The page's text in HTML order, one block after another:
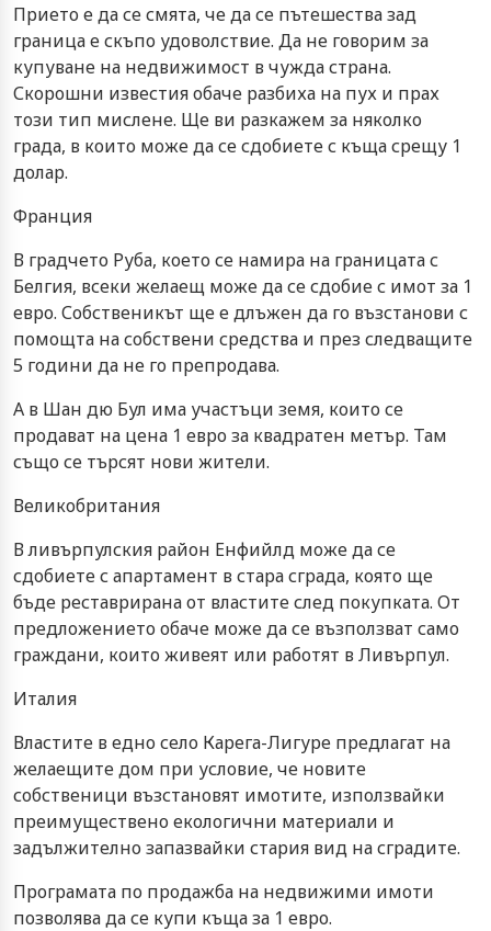
Прието е да се смята, че да се пътешества зад
граница е скъпо удоволствие. Да не говорим за
купуване на недвижимост в чужда страна.
Скорошни известия обаче разбиха на пух и прах
този тип мислене. Ще ви разкажем за няколко
града, в които може да се сдобиете с къща срещу 1
долар.
Франция
В градчето Руба, което се намира на границата с
Белгия, всеки желаещ може да се сдобие с имот за 1
евро. Собственикът ще е длъжен да го възстанови с
помощта на собствени средства и през следващите
5 години да не го препродава.
А в Шан дю Бул има участъци земя, които се
продават на цена 1 евро за квадратен метър. Там
също се търсят нови жители.
Великобритания
В ливърпулския район Енфийлд може да се
сдобиете с апартамент в стара сграда, която ще
бъде реставрирана от властите след покупката. От
предложението обаче може да се възползват само
граждани, които живеят или работят в Ливърпул.
Италия
Властите в едно село Карега-Лигуре предлагат на
желаещите дом при условие, че новите
собственици възстановят имотите, използвайки
преимуществено екологични материали и
задължително запазвайки стария вид на сградите.
Програмата по продажба на недвижими имоти
позволява да се купи къща за 1 евро.